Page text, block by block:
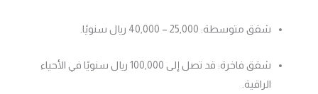
شقق متوسطة: 25,000 – 40,000 ريال سنويًا.
شقق فاخرة: قد تصل إلى 100,000 ريال سنويًا في الأحياء
الراقية.